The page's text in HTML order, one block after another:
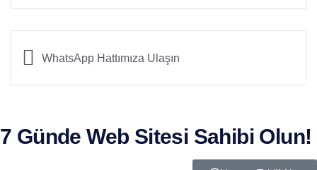
WhatsApp Hattımıza Ulaşın
7 Günde Web Sitesi Sahibi Olun!